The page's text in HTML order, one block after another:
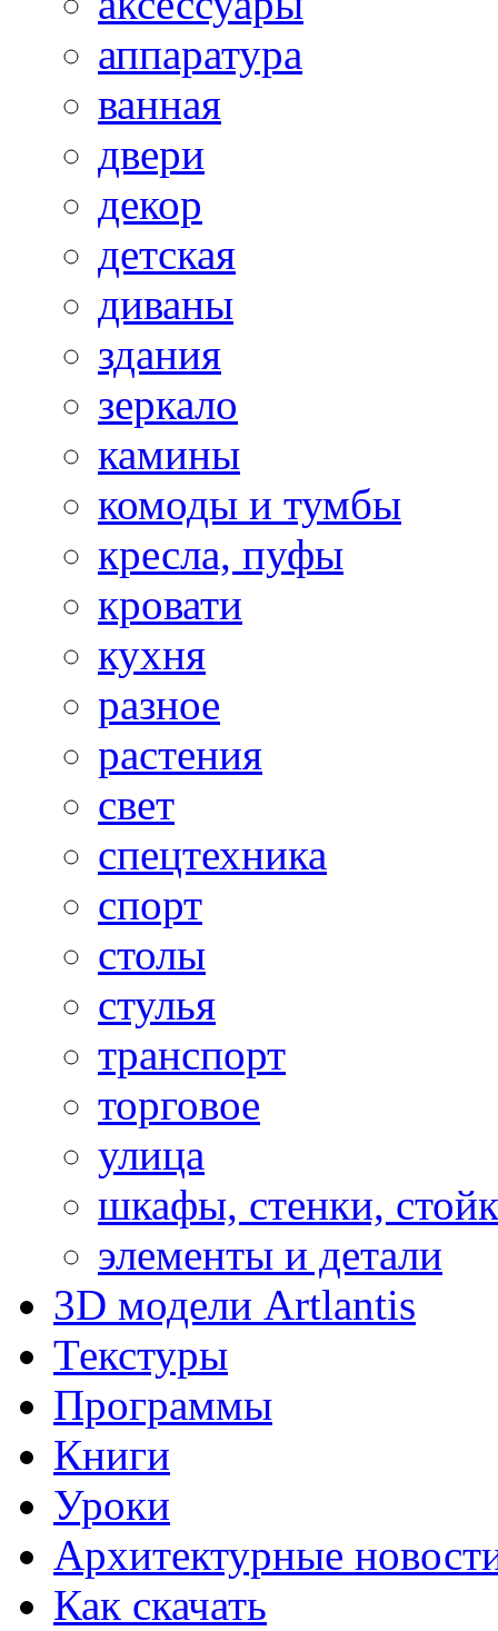
аппаратура
ванная
двери
декор
детская
диваны
здания
зеркало
камины
комоды и тумбы
кресла, пуфы
кровати
кухня
разное
растения
свет
спецтехника
спорт
столы
стулья
транспорт
торговое
улица
шкафы, стенки,
элементы и детали
3D модели Artlantis
Текстуры
Программы
Книги
Уроки
Архитектурные
Как скачать